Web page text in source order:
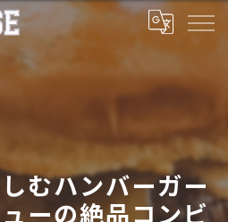
むハンバーガー
ーの絶品コンビ